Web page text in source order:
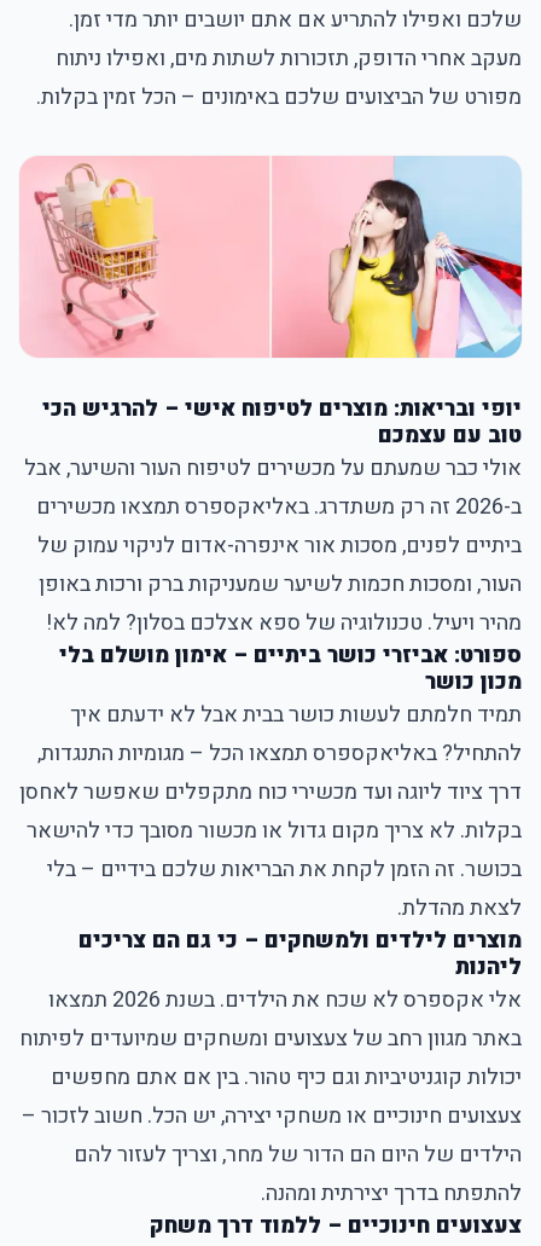
שלכם ואפילו להתריע אם אתם יושבים יותר מדי זמן.
מעקב אחרי הדופק, תזכורות לשתות מים, ואפילו ניתוח
מפורט של הביצועים שלכם באימונים – הכל זמין בקלות.
יופי ובריאות: מוצרים לטיפוח אישי – להרגיש הכי
טוב עם עצמכם
אולי כבר שמעתם על מכשירים לטיפוח העור והשיער, אבל
ב-2026 זה רק משתדרג. באליאקספרס תמצאו מכשירים
ביתיים לפנים, מסכות אור אינפרה-אדום לניקוי עמוק של
העור, ומסכות חכמות לשיער שמעניקות ברק ורכות באופן
מהיר ויעיל. טכנולוגיה של ספא אצלכם בסלון? למה לא!
ספורט: אביזרי כושר ביתיים – אימון מושלם בלי
מכון כושר
תמיד חלמתם לעשות כושר בבית אבל לא ידעתם איך
להתחיל? באליאקספרס תמצאו הכל – מגומיות התנגדות,
דרך ציוד ליוגה ועד מכשירי כוח מתקפלים שאפשר לאחסן
בקלות. לא צריך מקום גדול או מכשור מסובך כדי להישאר
בכושר. זה הזמן לקחת את הבריאות שלכם בידיים – בלי
לצאת מהדלת.
מוצרים לילדים ולמשחקים – כי גם הם צריכים
ליהנות
אלי אקספרס לא שכח את הילדים. בשנת 2026 תמצאו
באתר מגוון רחב של צעצועים ומשחקים שמיועדים לפיתוח
יכולות קוגניטיביות וגם כיף טהור. בין אם אתם מחפשים
צעצועים חינוכיים או משחקי יצירה, יש הכל. חשוב לזכור –
הילדים של היום הם הדור של מחר, וצריך לעזור להם
להתפתח בדרך יצירתית ומהנה.
צעצועים חינוכיים – ללמוד דרך משחק